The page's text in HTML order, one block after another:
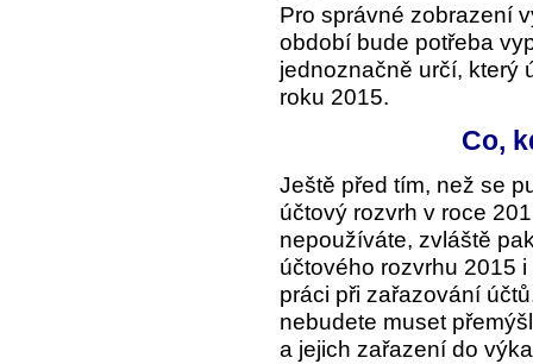
Pro správné zobrazení
období bude potřeba
jednoznačně určí, který
roku 2015.
Co,
Ještě před tím, než se
účtový rozvrh v roce
nepoužíváte, zvláště
účtového rozvrhu 2015
práci při zařazování
nebudete muset
a jejich zařazení do